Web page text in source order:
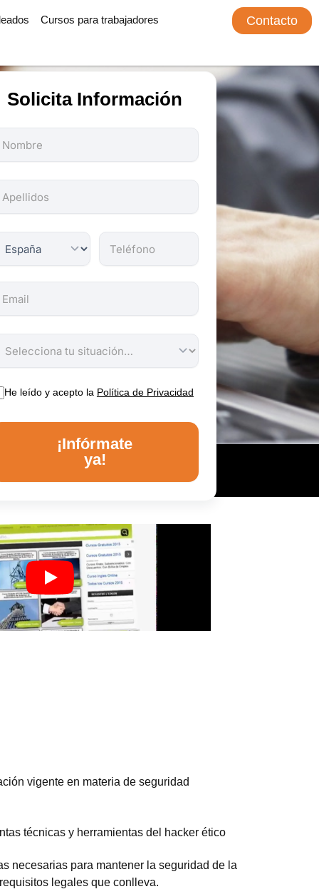
Cursos para trabajadores Contacto
Solicita Información
He leído y acepto la Política de Privacidad
¡Infórmate
ya!
vigente en materia de seguridad
técnicas y herramientas del hacker ético
necesarias para mantener la seguridad de la
legales que conlleva.